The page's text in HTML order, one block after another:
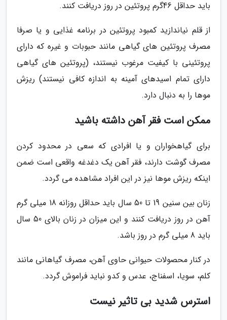
باید حداقل 46گرم پروتئین در روز دریافت کنند.
از قلم نیاندازید کمبود پروتئین در برنامه غذایی و یا صرفا
مصرف پروتئین های گیاهی مانند حبوبات و غیره که دارای
پروتئینی با کیفیت مرغوب نیستند، (پروتئین های گیاهی
دارای تمام اسیدهای آمینه به اندازه کافی نیستند) ریزش
موها را به دنبال دارد.
ممکن است فقر آهن داشته باشید
برای گیاهخواران و یا افرادی که سعی در محدود کردن
مصرف گوشت دارند، فقر آهن یک دغدغه واقعی است ضمن
اینکه ریزش موها نیز در این افراد مشاهده می گردد.
زنان بین سنین 19 تا 50 سال باید حداقل روزانه 18 میلی گرم
آهن در روز دریافت کنند و این میزان در زنان بالای 50 سال
باید 8 میلی گرم در روز باشد.
در کنار محصولات حیوانی حاوی آهن، مصرف گیاهانی مانند
کلم، سویا، اسفناج، عدس و کدو نباید فراموش گردد.
استرس شدید بی تاثیر نیست